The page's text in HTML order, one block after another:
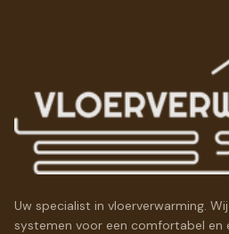
Uw specialist in vloerverwarming.
systemen voor een comfortabel en